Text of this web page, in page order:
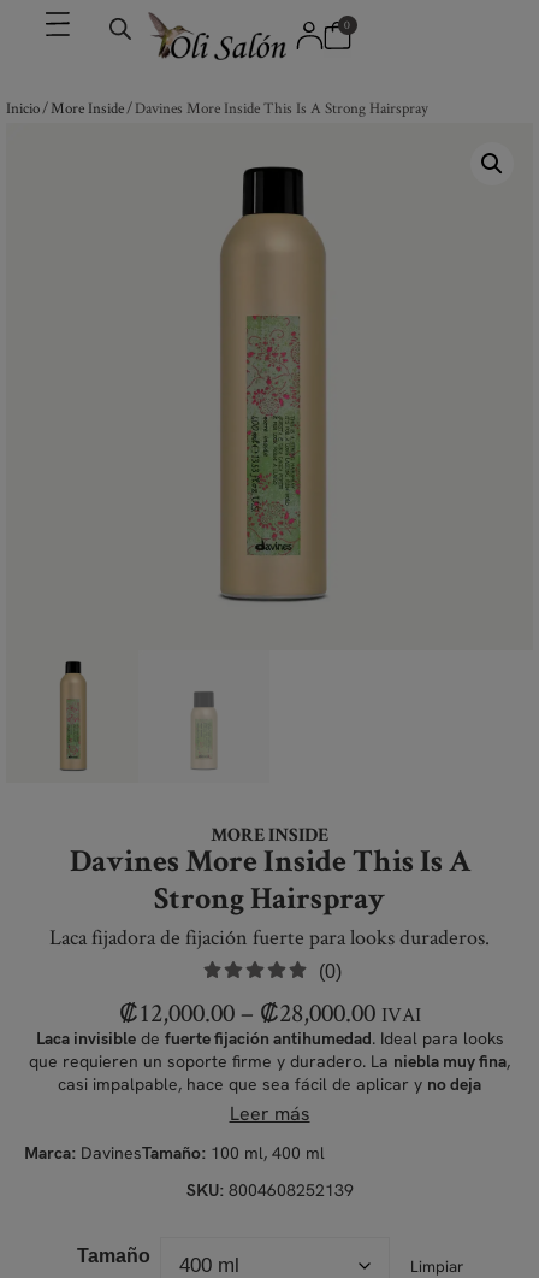
0
Inicio/More Inside/ Davines More Inside This Is A Strong Hairspray
MORE INSIDE
Davines More Inside This Is A
Strong Hairspray
Laca fijadora de fijación fuerte para looks duraderos.
(0)
₡12,000.00– ₡28,000.00 IVAI
Laca invisiblede fuerte fijación antihumedad. Ideal para looks
que requieren un soporte firme y duradero. La niebla muy fina,
casi impalpable, hace que sea fácil de aplicar y no deja
residuos.
Leer más
Marca: DavinesTamaño: 100 ml, 400 ml
SKU: 8004608252139
Tamaño
Limpiar